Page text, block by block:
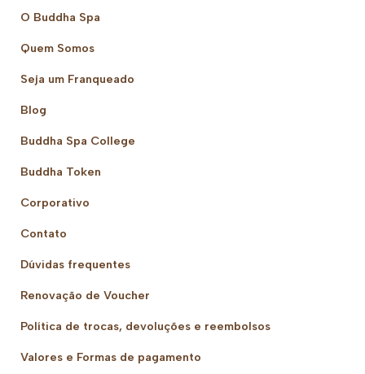
O Buddha Spa
Quem Somos
Seja um Franqueado
Blog
Buddha Spa College
Buddha Token
Corporativo
Contato
Dúvidas frequentes
Renovação de Voucher
Política de trocas, devoluções e reembolsos
Valores e Formas de pagamento